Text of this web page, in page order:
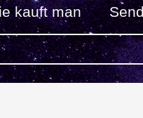
kauft man